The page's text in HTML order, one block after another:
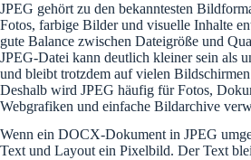
JPEG gehört zu den bekanntesten
Fotos, farbige Bilder und visuelle Inhalte
gute Balance zwischen Dateigröße und
JPEG-Datei kann deutlich kleiner sein als
und bleibt trotzdem auf vielen Bildschirmen
Deshalb wird JPEG häufig für Fotos,
Webgrafiken und einfache Bildarchive
Wenn ein DOCX-Dokument in JPEG
Text und Layout ein Pixelbild. Der Text